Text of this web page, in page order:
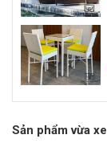
Sản phẩm vừa